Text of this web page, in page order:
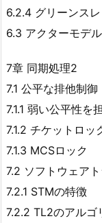
6.2.4 グリーンス
6.3 アクターモデ
7章 同期処理2
7.1 公平な排他制御
7.1.1 弱い公平性を
7.1.2 チケットロッ
7.1.3 MCSロック
7.2 ソフトウェア
7.2.1 STMの特徴
7.2.2 TL2のアルゴ